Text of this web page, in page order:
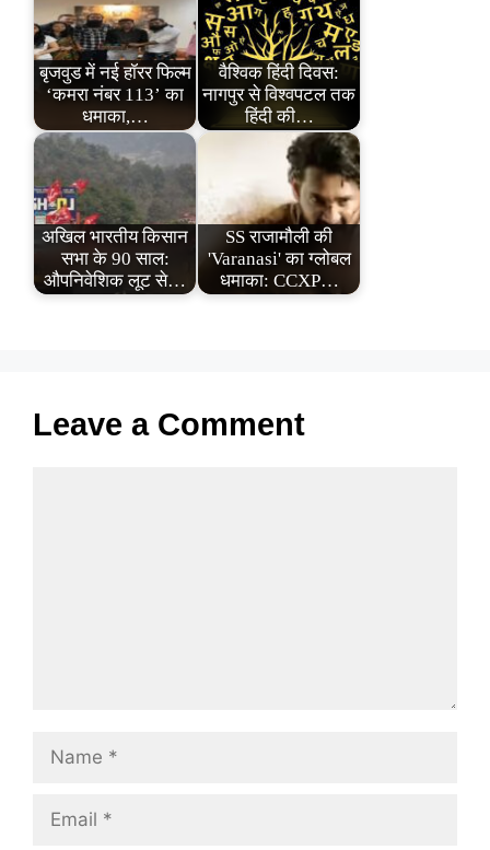
बृजवुड में नई हॉरर फिल्म
‘कमरा नंबर 113’ का
धमाका,…
वैश्विक हिंदी दिवस:
नागपुर से विश्वपटल तक
हिंदी की…
अखिल भारतीय किसान
सभा के 90 साल:
औपनिवेशिक लूट से…
SS राजामौली की
'Varanasi' का ग्लोबल
धमाका: CCXP…
Leave a Comment
Name
Email